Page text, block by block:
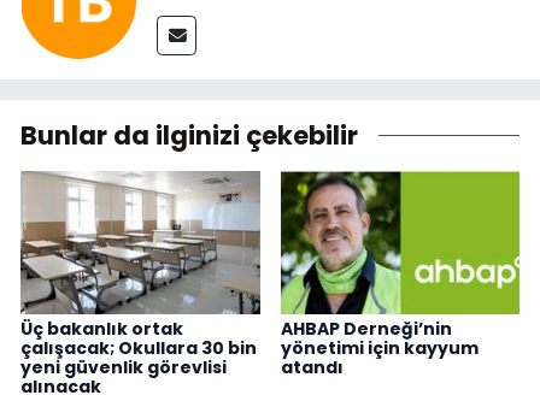
Bunlar da ilginizi çekebilir
Üç bakanlık ortak
çalışacak; Okullara 30 bin
yeni güvenlik görevlisi
alınacak
AHBAP Derneği’nin
yönetimi için kayyum
atandı